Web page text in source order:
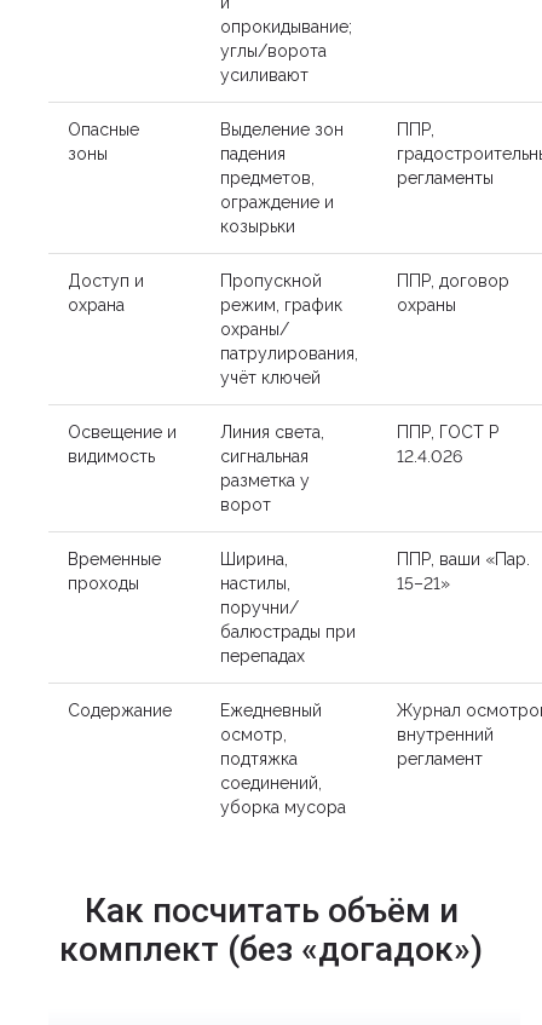
опрокидывание;
углы/ворота
усиливают
Опасные
зоны
Выделение зон
падения
предметов,
ограждение и
козырьки
ППР,
регламенты
Доступ и
охрана
Пропускной
режим, график
охраны/
патрулирования,
учёт ключей
ППР, договор
охраны
Освещение и
видимость
Линия света,
сигнальная
разметка у
ворот
ППР, ГОСТ Р
12.4.026
Временные
проходы
Ширина,
настилы,
поручни/
балюстрады при
перепадах
ППР, ваши «Пар.
15–21»
Содержание
Ежедневный
осмотр,
подтяжка
соединений,
уборка мусора
Журнал
внутренний
регламент
Как посчитать объём и
комплект (без «догадок»)